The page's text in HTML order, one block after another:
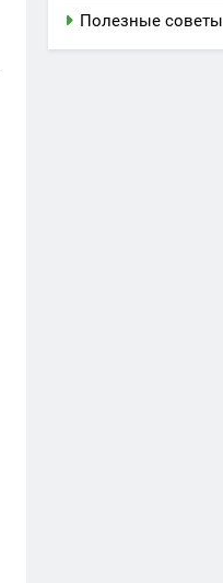
Полезные советы